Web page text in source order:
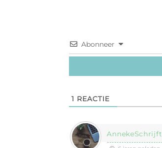
Abonneer
1 REACTIE
AnnekeSchrijft